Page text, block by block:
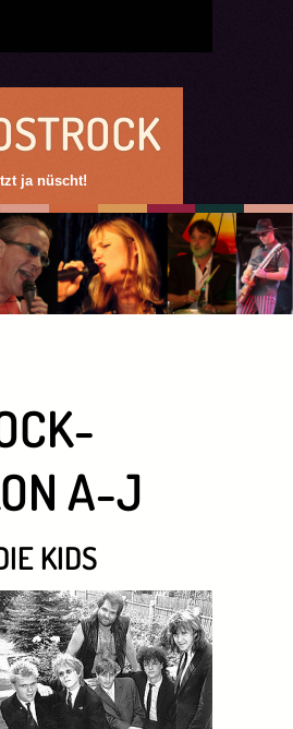
ja nüscht!
A-J
KIDS